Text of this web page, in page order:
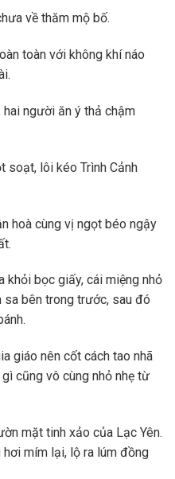
về thăm mộ bố.
toàn với không khí náo
người ăn ý thả chậm
soạt, lôi kéo Trình Cảnh
hoà cùng vị ngọt béo ngậy
khỏi bọc giấy, cái miệng nhỏ
sa bên trong trước, sau đó
giáo nên cốt cách tao nhã
cũng vô cùng nhỏ nhẹ từ
mặt tinh xảo của Lạc Yên.
mím lại, lộ ra lúm đồng